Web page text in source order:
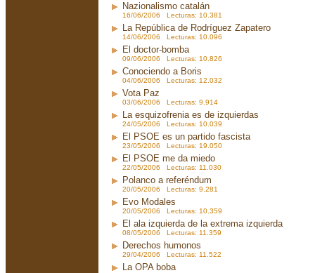
Nazionalismo catalán
16/06/2006 Lecturas: 10.381
La República de Rodríguez Zapatero
14/06/2006 Lecturas: 10.096
El doctor-bomba
09/06/2006 Lecturas: 10.826
Conociendo a Boris
04/06/2006 Lecturas: 12.032
Vota Paz
03/06/2006 Lecturas: 9.914
La esquizofrenia es de izquierdas
24/05/2006 Lecturas: 10.039
El PSOE es un partido fascista
23/05/2006 Lecturas: 19.050
El PSOE me da miedo
22/05/2006 Lecturas: 11.030
Polanco a referéndum
20/05/2006 Lecturas: 9.281
Evo Modales
20/05/2006 Lecturas: 10.359
El ala izquierda de la extrema izquierda
08/05/2006 Lecturas: 11.359
Derechos humonos
29/04/2006 Lecturas: 11.522
La OPA boba